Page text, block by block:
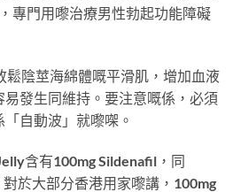
專門用嚟治療男性勃起功能障礙
鬆陰莖海綿體嘅平滑肌，增加血液
發生同維持。要注意嘅係，必須
自動波」就嚟㗎。
含有100mg Sildenafil，同
於大部分香港用家嚟講，100mg